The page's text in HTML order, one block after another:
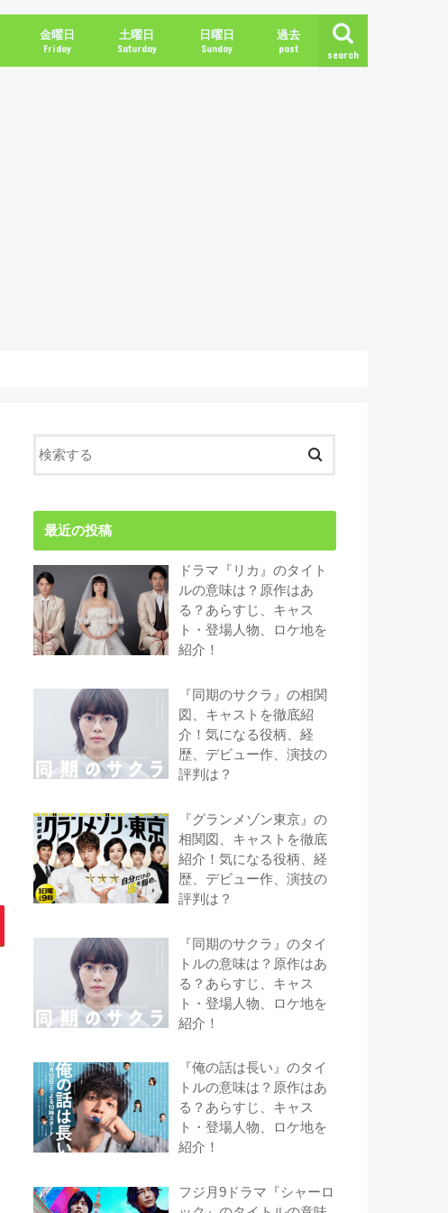
search
金曜日
Friday
土曜日
Saturday
日曜日
Sunday
過去
past
最近の投稿
ドラマ『リカ』のタイト
ルの意味は？原作はあ
る？あらすじ、キャス
ト・登場人物、ロケ地を
紹介！
『同期のサクラ』の相関
図、キャストを徹底紹
介！気になる役柄、経
歴、デビュー作、演技の
評判は？
『グランメゾン東京』の
相関図、キャストを徹底
紹介！気になる役柄、経
歴、デビュー作、演技の
評判は？
『同期のサクラ』のタイ
トルの意味は？原作はあ
る？あらすじ、キャス
ト・登場人物、ロケ地を
紹介！
『俺の話は長い』のタイ
トルの意味は？原作はあ
る？あらすじ、キャス
ト・登場人物、ロケ地を
紹介！
フジ月9ドラマ『シャーロ